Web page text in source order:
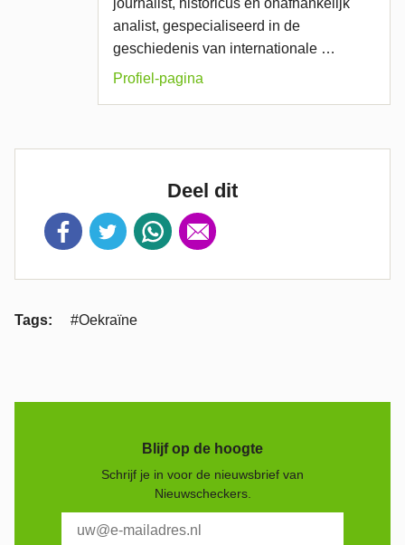
analist, gespecialiseerd in de
geschiedenis van internationale …
Profiel-pagina
Deel dit
Tags: #Oekraïne
Blijf op de hoogte
Schrijf je in voor de nieuwsbrief van
Nieuwscheckers.